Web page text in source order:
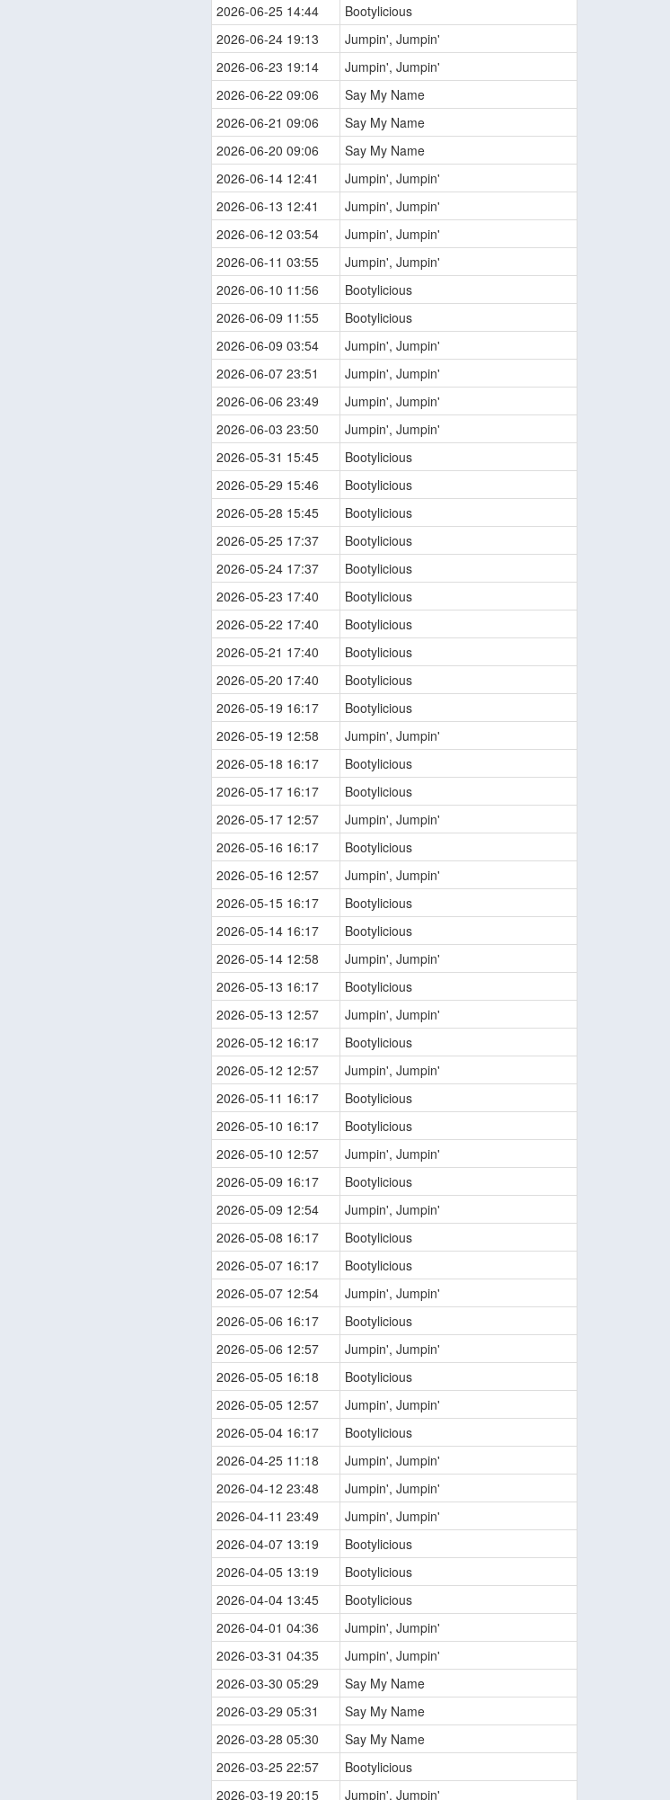
2026-06-25 14:44
Bootylicious
2026-06-24 19:13
Jumpin', Jumpin'
2026-06-23 19:14
Jumpin', Jumpin'
2026-06-22 09:06
Say My Name
2026-06-21 09:06
Say My Name
2026-06-20 09:06
Say My Name
2026-06-14 12:41
Jumpin', Jumpin'
2026-06-13 12:41
Jumpin', Jumpin'
2026-06-12 03:54
Jumpin', Jumpin'
2026-06-11 03:55
Jumpin', Jumpin'
2026-06-10 11:56
Bootylicious
2026-06-09 11:55
Bootylicious
2026-06-09 03:54
Jumpin', Jumpin'
2026-06-07 23:51
Jumpin', Jumpin'
2026-06-06 23:49
Jumpin', Jumpin'
2026-06-03 23:50
Jumpin', Jumpin'
2026-05-31 15:45
Bootylicious
2026-05-29 15:46
Bootylicious
2026-05-28 15:45
Bootylicious
2026-05-25 17:37
Bootylicious
2026-05-24 17:37
Bootylicious
2026-05-23 17:40
Bootylicious
2026-05-22 17:40
Bootylicious
2026-05-21 17:40
Bootylicious
2026-05-20 17:40
Bootylicious
2026-05-19 16:17
Bootylicious
2026-05-19 12:58
Jumpin', Jumpin'
2026-05-18 16:17
Bootylicious
2026-05-17 16:17
Bootylicious
2026-05-17 12:57
Jumpin', Jumpin'
2026-05-16 16:17
Bootylicious
2026-05-16 12:57
Jumpin', Jumpin'
2026-05-15 16:17
Bootylicious
2026-05-14 16:17
Bootylicious
2026-05-14 12:58
Jumpin', Jumpin'
2026-05-13 16:17
Bootylicious
2026-05-13 12:57
Jumpin', Jumpin'
2026-05-12 16:17
Bootylicious
2026-05-12 12:57
Jumpin', Jumpin'
2026-05-11 16:17
Bootylicious
2026-05-10 16:17
Bootylicious
2026-05-10 12:57
Jumpin', Jumpin'
2026-05-09 16:17
Bootylicious
2026-05-09 12:54
Jumpin', Jumpin'
2026-05-08 16:17
Bootylicious
2026-05-07 16:17
Bootylicious
2026-05-07 12:54
Jumpin', Jumpin'
2026-05-06 16:17
Bootylicious
2026-05-06 12:57
Jumpin', Jumpin'
2026-05-05 16:18
Bootylicious
2026-05-05 12:57
Jumpin', Jumpin'
2026-05-04 16:17
Bootylicious
2026-04-25 11:18
Jumpin', Jumpin'
2026-04-12 23:48
Jumpin', Jumpin'
2026-04-11 23:49
Jumpin', Jumpin'
2026-04-07 13:19
Bootylicious
2026-04-05 13:19
Bootylicious
2026-04-04 13:45
Bootylicious
2026-04-01 04:36
Jumpin', Jumpin'
2026-03-31 04:35
Jumpin', Jumpin'
2026-03-30 05:29
Say My Name
2026-03-29 05:31
Say My Name
2026-03-28 05:30
Say My Name
2026-03-25 22:57
Bootylicious
2026-03-19 20:15
Jumpin', Jumpin'